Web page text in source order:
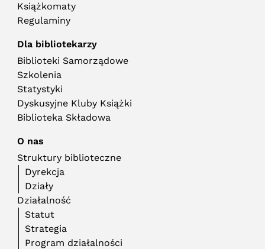
Książkomaty
Regulaminy
Dla bibliotekarzy
Biblioteki Samorządowe
Szkolenia
Statystyki
Dyskusyjne Kluby Książki
Biblioteka Składowa
O nas
Struktury biblioteczne
Dyrekcja
Działy
Działalność
Statut
Strategia
Program działalności